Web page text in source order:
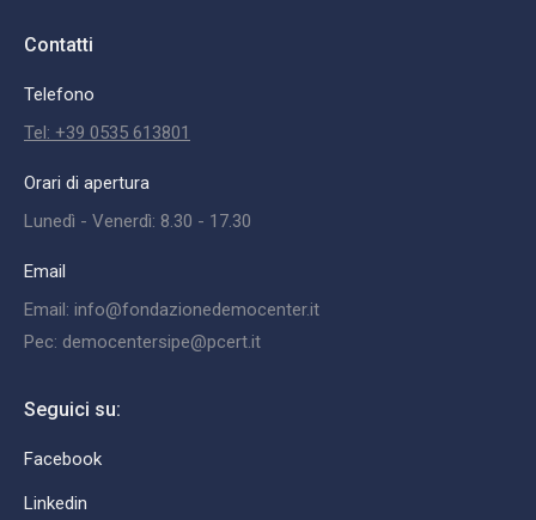
Contatti
Telefono
Tel: +39 0535 613801
Orari di apertura
Lunedì - Venerdì: 8.30 - 17.30
Email
Email: info@fondazionedemocenter.it
Pec: democentersipe@pcert.it
Seguici su:
Facebook
Linkedin